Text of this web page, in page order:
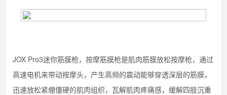
JOX Pro3迷你筋膜枪，按摩筋膜枪是肌肉筋膜放松按摩枪，通过
高速电机来带动按摩头，产生高频的震动能够穿透深层的筋膜，
迅速放松紧绷僵硬的肌肉组织，瓦解肌肉疼痛感，缓解四肢沉重